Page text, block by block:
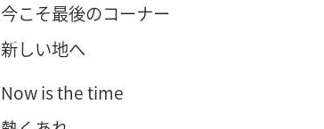
今こそ最後のコーナー
新しい地へ
Now is the time